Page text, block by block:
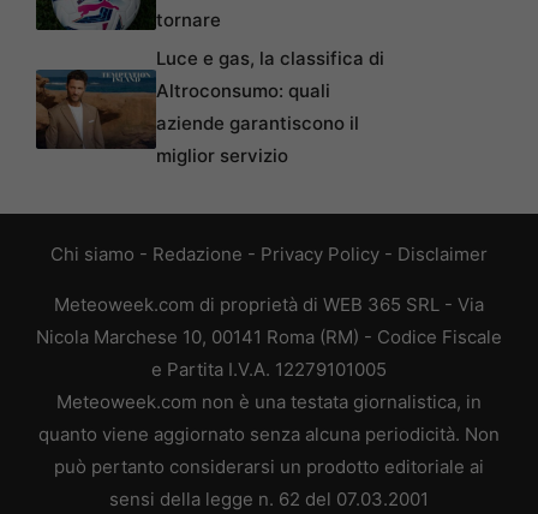
tornare
Luce e gas, la classifica di
Altroconsumo: quali
aziende garantiscono il
miglior servizio
Chi siamo - Redazione - Privacy Policy - Disclaimer
Meteoweek.com di proprietà di WEB 365 SRL - Via
Nicola Marchese 10, 00141 Roma (RM) - Codice Fiscale
e Partita I.V.A. 12279101005
Meteoweek.com non è una testata giornalistica, in
quanto viene aggiornato senza alcuna periodicità. Non
può pertanto considerarsi un prodotto editoriale ai
sensi della legge n. 62 del 07.03.2001